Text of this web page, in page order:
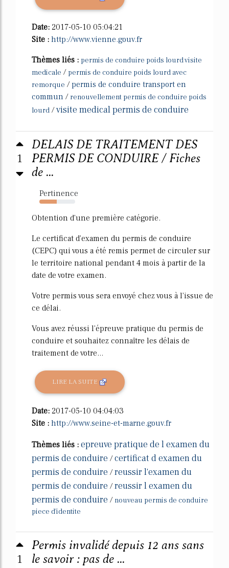
Date: 2017-05-10 05:04:21
Site : http://www.vienne.gouv.fr
Thèmes liés : permis de conduire poids lourd visite
medicale / permis de conduire poids lourd avec
remorque /permis de conduire transport en
commun / renouvellement permis de conduire poids
lourd /visite medical permis de conduire
1
DELAIS DE TRAITEMENT DES
PERMIS DE CONDUIRE / Fiches
de ...
Pertinence
49%
Obtention d'une première catégorie.
Le certificat d'examen du permis de conduire
(CEPC) qui vous a été remis permet de circuler sur
le territoire national pendant 4 mois à partir de la
date de votre examen.
Votre permis vous sera envoyé chez vous à l'issue de
ce délai.
Vous avez réussi l'épreuve pratique du permis de
conduire et souhaitez connaître les délais de
traitement de votre...
LIRE LA SUITE
Date: 2017-05-10 04:04:03
Site : http://www.seine-et-marne.gouv.fr
Thèmes liés : epreuve pratique de l examen du
permis de conduire /certificat d examen du
permis de conduire /reussir l'examen du
permis de conduire /reussir l examen du
permis de conduire / nouveau permis de conduire
piece d'identite
1
Permis invalidé depuis 12 ans sans
le savoir : pas de ...